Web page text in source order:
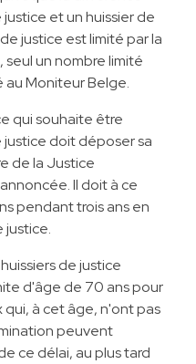
et un huissier de
justice est limité par la
un nombre limité
au Moniteur Belge.
qui souhaite être
doit déposer sa
de la Justice
Il doit à ce
pendant trois ans en
de justice
d'âge de 70 ans pour
à cet âge, n'ont pas
peuvent
ce délai, au plus tard